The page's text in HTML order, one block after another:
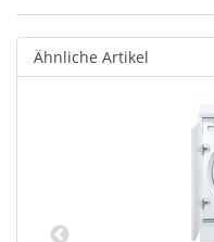
Ähnliche Artikel